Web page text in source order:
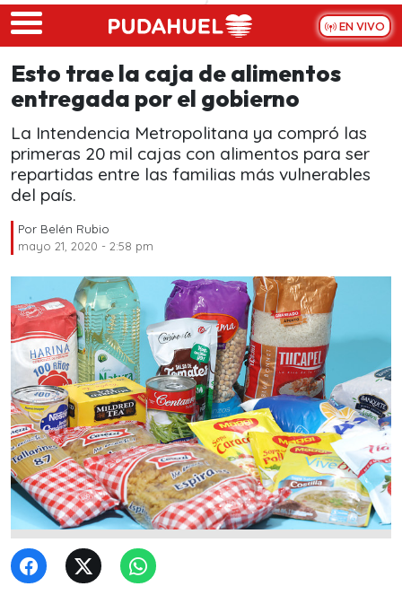
Skip to main content
EN VIVO
Esto trae la caja de alimentos
entregada por el gobierno
La Intendencia Metropolitana ya compró las
primeras 20 mil cajas con alimentos para ser
repartidas entre las familias más vulnerables
del país.
Por Belén Rubio
mayo 21, 2020 - 2:58 pm